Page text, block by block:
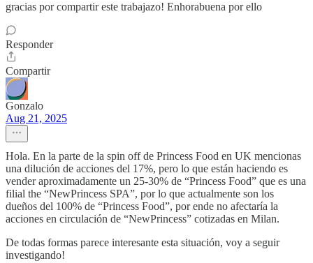
gracias por compartir este trabajazo! Enhorabuena por ello
Responder
Compartir
Gonzalo
Aug 21, 2025
Hola. En la parte de la spin off de Princess Food en UK mencionas
una dilución de acciones del 17%, pero lo que están haciendo es
vender aproximadamente un 25-30% de “Princess Food” que es una
filial the “NewPrincess SPA”, por lo que actualmente son los
dueños del 100% de “Princess Food”, por ende no afectaría la
acciones en circulación de “NewPrincess” cotizadas en Milan.
De todas formas parece interesante esta situación, voy a seguir
investigando!